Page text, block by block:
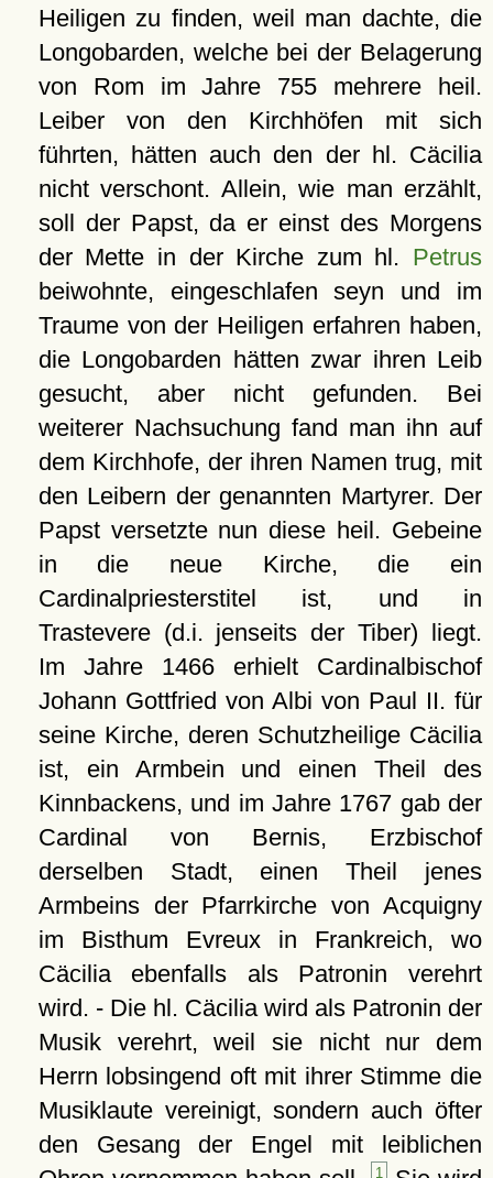
Heiligen zu finden, weil man dachte, die
Longobarden, welche bei der Belagerung
von Rom im Jahre 755 mehrere heil.
Leiber von den Kirchhöfen mit sich
führten, hätten auch den der hl. Cäcilia
nicht verschont. Allein, wie man erzählt,
soll der Papst, da er einst des Morgens
der Mette in der Kirche zum hl. Petrus
beiwohnte, eingeschlafen seyn und im
Traume von der Heiligen erfahren haben,
die Longobarden hätten zwar ihren Leib
gesucht, aber nicht gefunden. Bei
weiterer Nachsuchung fand man ihn auf
dem Kirchhofe, der ihren Namen trug, mit
den Leibern der genannten Martyrer. Der
Papst versetzte nun diese heil. Gebeine
in die neue Kirche, die ein
Cardinalpriesterstitel ist, und in
Trastevere (d.i. jenseits der Tiber) liegt.
Im Jahre 1466 erhielt Cardinalbischof
Johann Gottfried von Albi von Paul II. für
seine Kirche, deren Schutzheilige Cäcilia
ist, ein Armbein und einen Theil des
Kinnbackens, und im Jahre 1767 gab der
Cardinal von Bernis, Erzbischof
derselben Stadt, einen Theil jenes
Armbeins der Pfarrkirche von Acquigny
im Bisthum Evreux in Frankreich, wo
Cäcilia ebenfalls als Patronin verehrt
wird. - Die hl. Cäcilia wird als Patronin der
Musik verehrt, weil sie nicht nur dem
Herrn lobsingend oft mit ihrer Stimme die
Musiklaute vereinigt, sondern auch öfter
den Gesang der Engel mit leiblichen
1